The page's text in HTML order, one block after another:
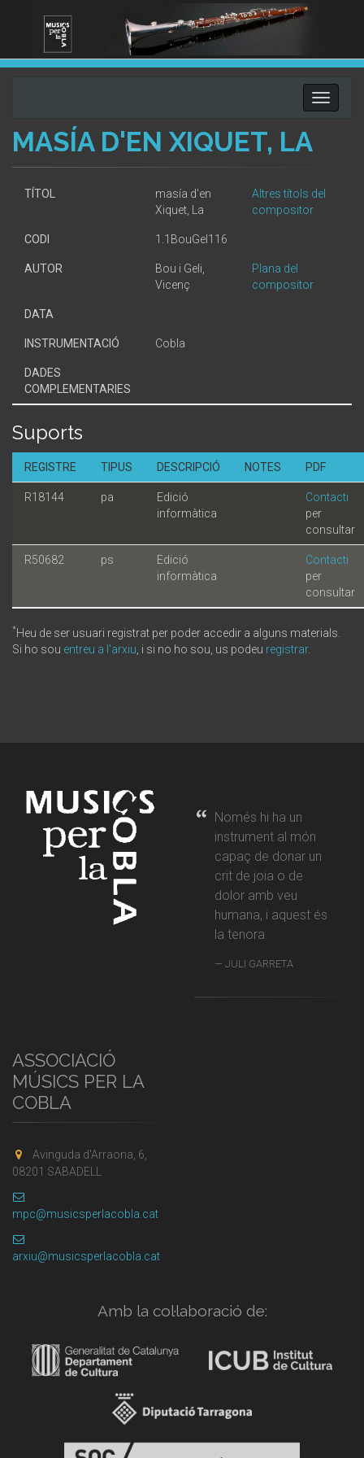
Toggle
MASÍA D'EN XIQUET, LA
TÍTOL
masía d'en
Xiquet, La
Altres títols del
compositor
CODI 1.1BouGel116
AUTOR
Bou i Geli,
Vicenç
Plana del
compositor
DATA
INSTRUMENTACIÓ Cobla
DADES
COMPLEMENTARIES
Suports
REGISTRE TIPUS DESCRIPCIÓ NOTES PDF
R18144 pa
Edició
informàtica
Contacti
per
consultar
R50682 ps
Edició
informàtica
Contacti
per
consultar
*Heu de ser usuari registrat per poder accedir a alguns materials.
Si ho sou entreu a l'arxiu , i si no ho sou, us podeu registrar.
Només hi ha un
instrument al món
capaç de donar un
crit de joia o de
dolor amb veu
humana, i aquest és
la tenora.
JULI GARRETA
ASSOCIACIÓ
MÚSICS PER LA
COBLA
Avinguda d'Arraona, 6,
08201 SABADELL
mpc@musicsperlacobla.cat
arxiu@musicsperlacobla.cat
Amb la col·laboració de: